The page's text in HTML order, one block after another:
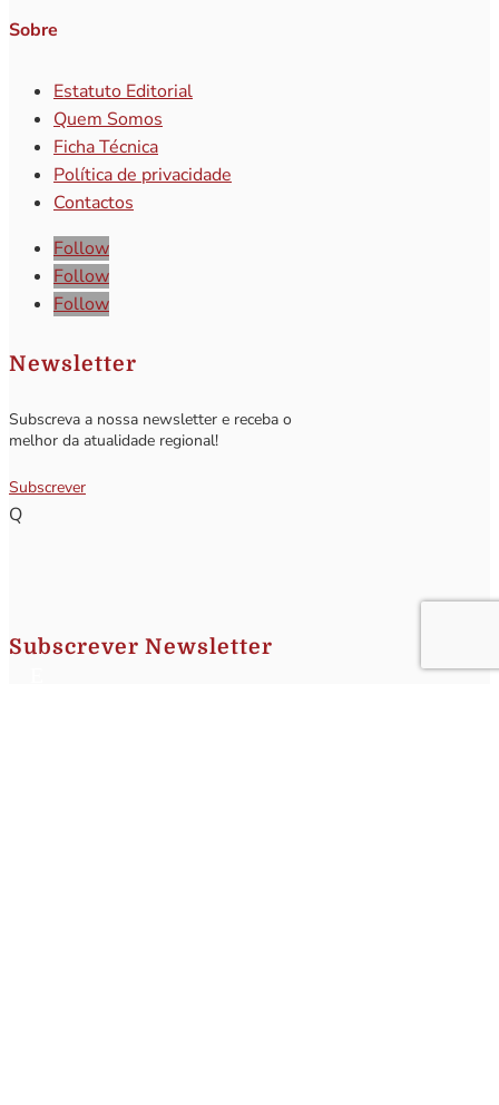
Sobre
Estatuto Editorial
Quem Somos
Ficha Técnica
Política de privacidade
Contactos
Follow
Follow
Follow
Newsletter
Subscreva a nossa newsletter e receba o
melhor da atualidade regional!
Subscrever
Q
Subscrever Newsletter